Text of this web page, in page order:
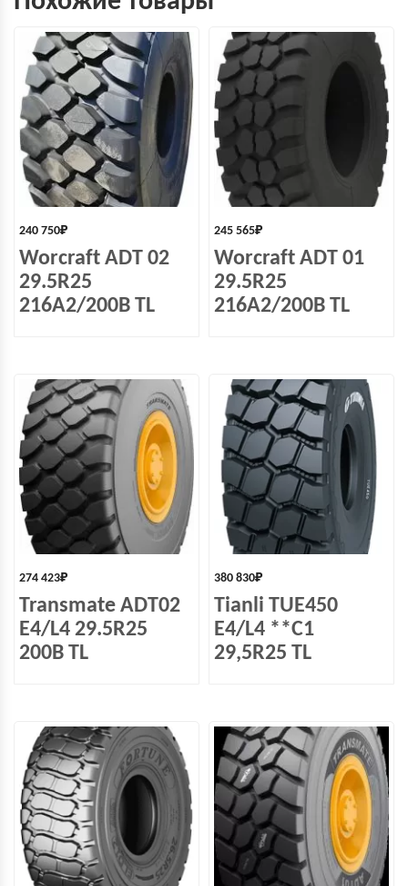
240 750₽
Worсraft ADT 02
29.5R25
216A2/200B TL
245 565₽
Worсraft ADT 01
29.5R25
216A2/200B TL
274 423₽
Transmate ADT02
E4/L4 29.5R25
200B TL
380 830₽
Tianli TUE450
E4/L4 **C1
29,5R25 TL